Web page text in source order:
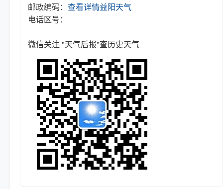
邮政编码：
电话区号：
查看详情益阳天气
微信关注 "天气后报"查历史天气